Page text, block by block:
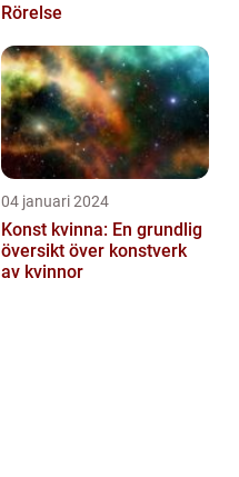
Rörelse
04 januari 2024
Konst kvinna: En grundlig
översikt över konstverk
av kvinnor